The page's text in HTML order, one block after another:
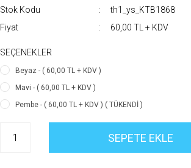
Stok Kodu
th1_ys_KTB1868
Fiyat
60,00 TL + KDV
SEÇENEKLER
Beyaz - ( 60,00 TL + KDV )
Mavi - ( 60,00 TL + KDV )
Pembe - ( 60,00 TL + KDV ) ( TÜKENDİ )
SEPETE EKLE